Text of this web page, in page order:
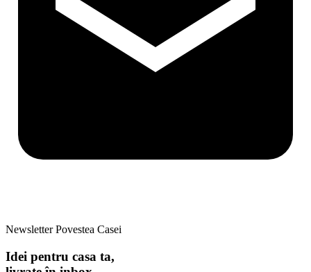
Newsletter Povestea Casei
Idei pentru casa ta,